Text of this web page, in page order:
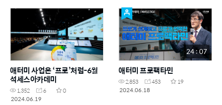
애터미 사업은 ‘프로’처럼-6월
석세스아카데미
1,352 6
0
2024.06.19
24 : 07
애터미 프로팩타민
2,853 453
19
2024.06.18